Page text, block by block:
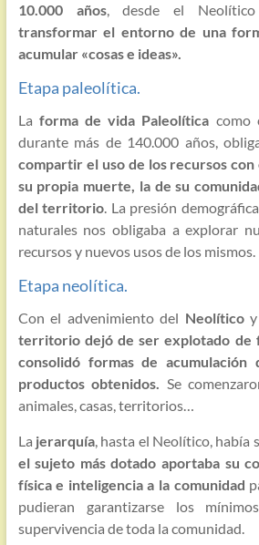
10.000 años, desde el
transformar el entorno de una
acumular «cosas e ideas».
Etapa paleolítica.
La forma de vida Paleolítica como
durante más de 140.000 años,
compartir el uso de los recursos
su propia muerte, la de su
del territorio. La presión
naturales nos obligaba a explorar
recursos y nuevos usos de los mismos.
Etapa neolítica.
Con el advenimiento del Neolíticoy
territorio dejó de ser explotado de
consolidó formas de
productos obtenidos. Se
animales, casas, territorios…
La jerarquía, hasta el Neolítico, había
el sujeto más dotado aportaba su
física e inteligencia a la comunidad
pudieran garantizarse los
supervivencia de toda la comunidad.